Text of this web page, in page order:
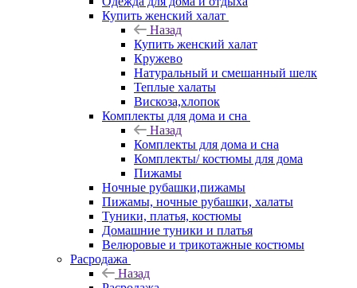
Купить женский халат
Назад
Купить женский халат
Кружево
Натуральный и смешанный шелк
Теплые халаты
Вискоза,хлопок
Комплекты для дома и сна
Назад
Комплекты для дома и сна
Комплекты/ костюмы для дома
Пижамы
Ночные рубашки,пижамы
Пижамы, ночные рубашки, халаты
Туники, платья, костюмы
Домашние туники и платья
Велюровые и трикотажные костюмы
Расродажа
Назад